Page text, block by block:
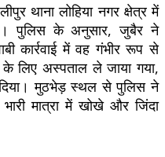
थाना लोहिया नगर क्षेत्र में
पुलिस के अनुसार, जुबैर ने
कार्रवाई में वह गंभीर रूप से
लिए अस्पताल ले जाया गया,
मुठभेड़ स्थल से पुलिस ने
मात्रा में खोखे और जिंदा